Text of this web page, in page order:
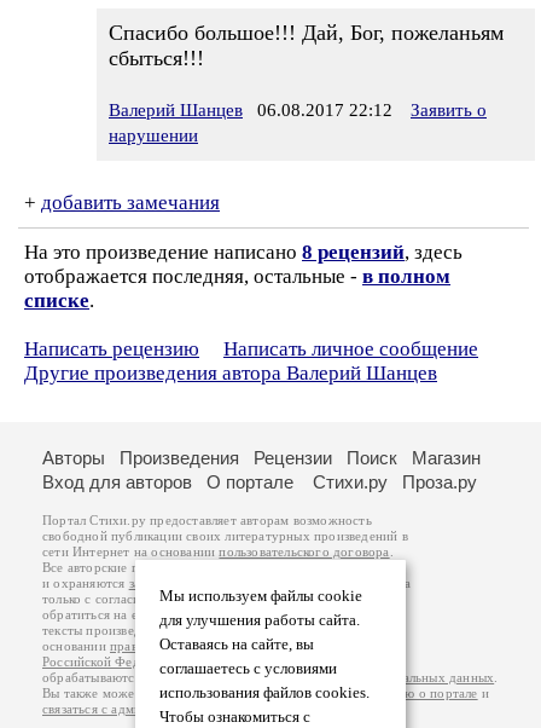
Спасибо большое!!! Дай, Бог, пожеланьям
сбыться!!!
Валерий Шанцев 06.08.2017 22:12
Заявить о
нарушении
+ добавить замечания
На это произведение написано 8 рецензий, здесь
отображается последняя, остальные - в полном
списке.
Написать рецензию
Написать личное сообщение
Другие произведения автора Валерий Шанцев
Мы используем файлы cookie
для улучшения работы сайта.
Оставаясь на сайте, вы
соглашаетесь с условиями
использования файлов cookies.
Чтобы ознакомиться с
Авторы Произведения Рецензии Поиск
Магазин
Вход для авторов
О портале Стихи.ру Проза.ру
Портал Стихи.ру предоставляет авторам возможность
свободной публикации своих литературных произведений в
сети Интернет на основаниипользовательского договора
Все авторские права на произведения принадлежат авторам
и охраняются законом
. Перепечатка произведений возможна
только с согласия его автора, к которому вы можете
обратиться на его авторской странице. Ответственность за
тексты произведений авторы несут самостоятельно на
основанииправил публикацииизаконодательства
Российской Федерации
обрабатываются на основанииПолитики обработки персональных данных
Вы также можете посмотреть более подробнуюинформацию о портале и
связаться с администрацией